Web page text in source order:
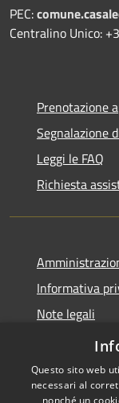
PEC:
Centralino Unico:
Prenotazione
Segnalazione
Leggi le FAQ
Richiesta
Informativa
Note legali
Dichiarazione
Questo sito web
necessari al
nonché un